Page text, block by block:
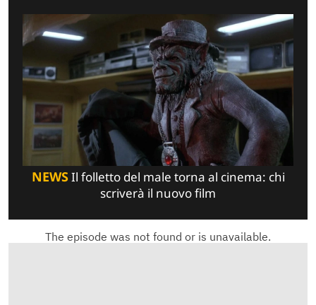
NEWSIl folletto del male torna al cinema: chi
scriverà il nuovo film